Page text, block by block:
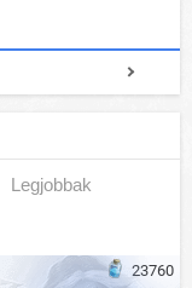
Legjobbak
23760